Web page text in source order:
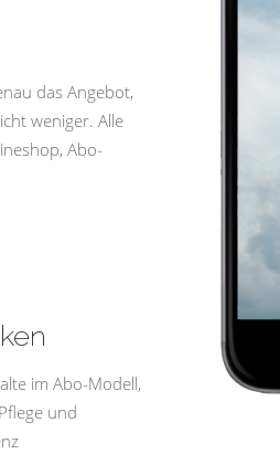
das Angebot,
weniger. Alle
Abo-
im Abo-Modell,
und